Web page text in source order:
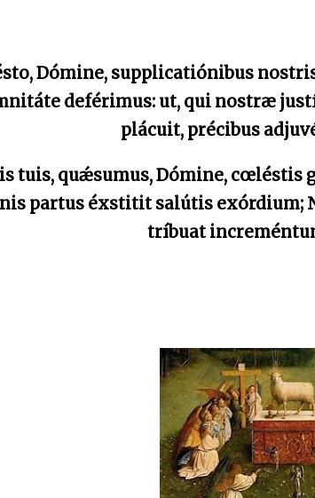
Dómine, supplicatiónibus
deférimus: ut, qui nostræ
plácuit, précibus
tuis, quǽsumus, Dómine,
partus éxstitit salútis exórdium;
tríbuat